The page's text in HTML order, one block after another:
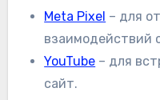
Meta Pixel – для
взаимодействий
YouTube – для
сайт.